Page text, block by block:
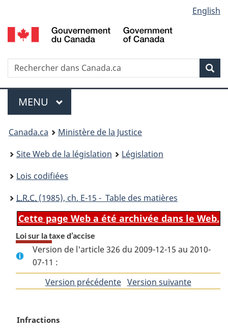
au
contenu
propos
de
la
HTML
simplifiée
selection
English
Recherche
Menu
MENU PRINCIPAL
You
are
here:
Canada.ca
Ministère de la Justice
Site Web de la législation
Législation
Lois codifiées
L.R.C. (1985), ch. E-15 - Table des matières
Cette page Web a été archivée dans le Web.
Loi sur la taxe d’accise
Version de l'article 326 du 2009-12-15 au 2010-
07-11 :
Version précédentedeVersion suivantede
N
Infractions